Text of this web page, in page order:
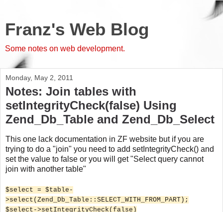
Franz's Web Blog
Some notes on web development.
Monday, May 2, 2011
Notes: Join tables with
setIntegrityCheck(false) Using
Zend_Db_Table and Zend_Db_Select
This one lack documentation in ZF website but if you are
trying to do a "join" you need to add setIntegrityCheck() and
set the value to false or you will get "Select query cannot
join with another table"
$select = $table-
>select(Zend_Db_Table::SELECT_WITH_FROM_PART);
$select->setIntegrityCheck(false)